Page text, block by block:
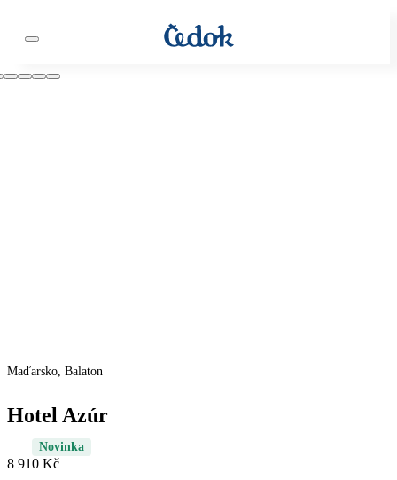
Maďarsko, Balaton
Hotel Azúr
Novinka
8 910 Kč